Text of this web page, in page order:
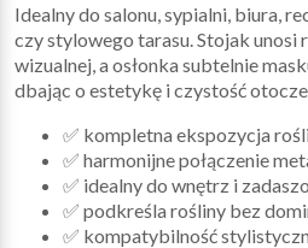
Idealny do salonu, sypialni, biura,
czy stylowego tarasu. Stojak unosi
wizualnej, a osłonka subtelnie
dbając o estetykę i czystość
✅ kompletna ekspozycja
✅ harmonijne połączenie
✅ idealny do wnętrz i
✅ podkreśla rośliny bez
✅ kompatybilność